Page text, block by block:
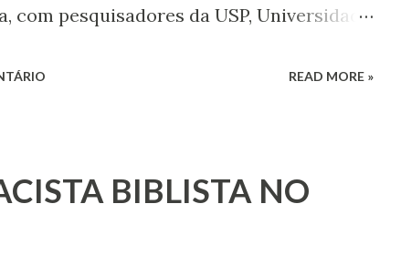
com pesquisadores da USP, Universidade
oportuna e necessária.
READ MORE »
BIBLISTA NO